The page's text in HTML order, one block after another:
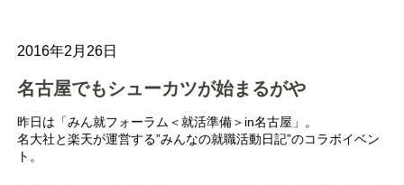
2016年2月26日
名古屋でもシューカツが始まるがや
昨日は「みん就フォーラム＜就活準備＞in名古屋」。
名大社と楽天が運営する”みんなの就職活動日記”のコラボイベン
ト。